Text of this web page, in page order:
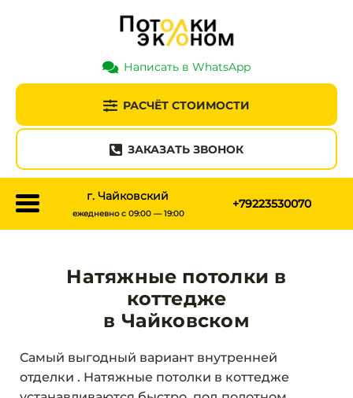
Написать в WhatsApp
РАСЧЁТ СТОИМОСТИ
ЗАКАЗАТЬ ЗВОНОК
г. Чайковский
ежедневно с 09:00 — 19:00
+79223530070
Натяжные потолки в
коттедже
в Чайковском
Самый выгодный вариант внутренней
отделки . Натяжные потолки в коттедже